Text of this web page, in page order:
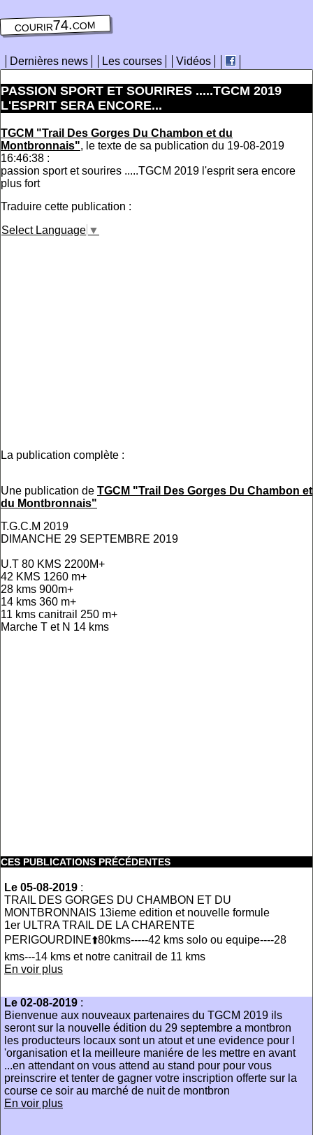
courir74.com
Dernières news Les courses Vidéos
PASSION SPORT ET SOURIRES .....TGCM 2019
L'ESPRIT SERA ENCORE...
TGCM "Trail Des Gorges Du Chambon et du
Montbronnais", le texte de sa publication du 19-08-2019
16:46:38 :
passion sport et sourires .....TGCM 2019 l'esprit sera encore
plus fort
Traduire cette publication :
Select Language ▼
La publication complète :
Une publication de TGCM "Trail Des Gorges Du Chambon et
du Montbronnais"
T.G.C.M 2019
DIMANCHE 29 SEPTEMBRE 2019
U.T 80 KMS 2200M+
42 KMS 1260 m+
28 kms 900m+
14 kms 360 m+
11 kms canitrail 250 m+
Marche T et N 14 kms
CES PUBLICATIONS PRÉCÉDENTES
Le 05-08-2019 :
TRAIL DES GORGES DU CHAMBON ET DU
MONTBRONNAIS 13ieme edition et nouvelle formule
1er ULTRA TRAIL DE LA CHARENTE
PERIGOURDINE⬆️80kms-----42 kms solo ou equipe----28
kms---14 kms et notre canitrail de 11 kms
En voir plus
Le 02-08-2019 :
Bienvenue aux nouveaux partenaires du TGCM 2019 ils
seront sur la nouvelle édition du 29 septembre a montbron
les producteurs locaux sont un atout et une evidence pour l
'organisation et la meilleure maniére de les mettre en avant
...en attendant on vous attend au stand pour pour vous
preinscrire et tenter de gagner votre inscription offerte sur la
course ce soir au marché de nuit de montbron
En voir plus